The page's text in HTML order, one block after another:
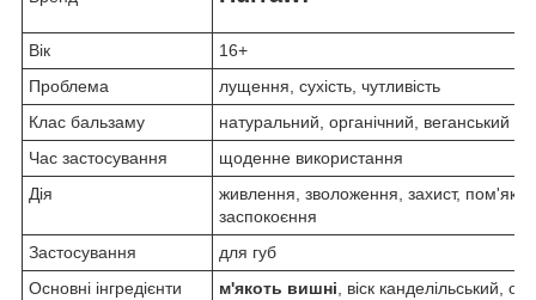
Вік
16+
Проблема
лущення, сухість, чутливість
Клас бальзаму
натуральний, органічний, веганський
Час застосування
щоденне використання
Дія
живлення, зволоження, захист,
заспокоєння
Застосування
для губ
Основні інгредієнти
м'якоть вишні, віск канделільський,